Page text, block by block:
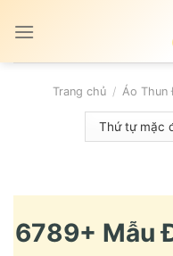
Trang chủ / Áo Thun
6789+ Mẫu